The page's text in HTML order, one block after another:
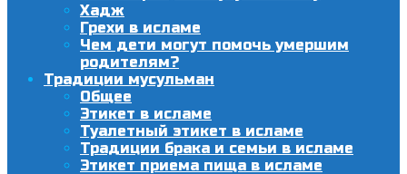
Хадж
Грехи в исламе
Чем дети могут помочь умершим
родителям?
Традиции мусульман
Общее
Этикет в исламе
Туалетный этикет в исламе
Традиции брака и семьи в исламе
Этикет приема пища в исламе